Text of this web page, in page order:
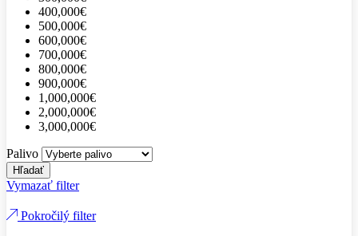
400,000€
500,000€
600,000€
700,000€
800,000€
900,000€
1,000,000€
2,000,000€
3,000,000€
Palivo
Hľadať
Vymazať filter
Pokročilý filter